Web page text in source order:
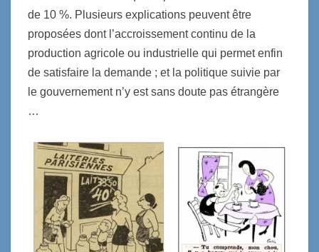
de 10 %. Plusieurs explications peuvent être
proposées dont l’accroissement continu de la
production agricole ou industrielle qui permet enfin
de satisfaire la demande ; et la politique suivie par
le gouvernement n’y est sans doute pas étrangère
…